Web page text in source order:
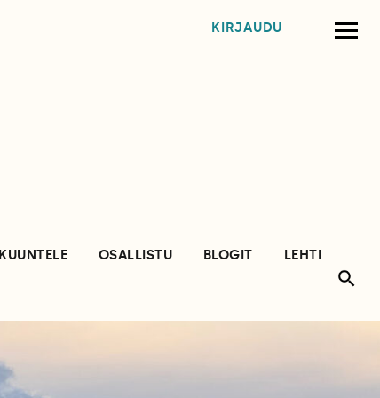
KIRJAUDU
KUUNTELE OSALLISTU BLOGIT
LEHTI